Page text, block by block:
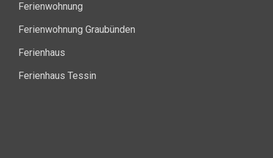
Ferienwohnung
Ferienwohnung Graubünden
Ferienhaus
Ferienhaus Tessin